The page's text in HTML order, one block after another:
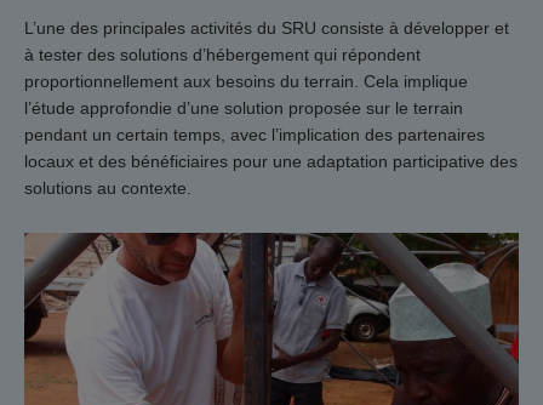
L’une des principales activités du SRU consiste à développer et
à tester des solutions d’hébergement qui répondent
proportionnellement aux besoins du terrain. Cela implique
l’étude approfondie d’une solution proposée sur le terrain
pendant un certain temps, avec l’implication des partenaires
locaux et des bénéficiaires pour une adaptation participative des
solutions au contexte.